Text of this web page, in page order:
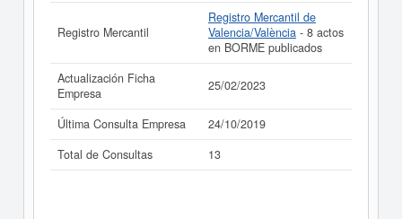
realizado el 25/02/2023.
Registro Mercantil
Registro Mercantil de
Valencia/València - 8 actos
en BORME publicados
Actualización Ficha
Empresa
25/02/2023
Última Consulta Empresa
24/10/2019
Total de Consultas
13